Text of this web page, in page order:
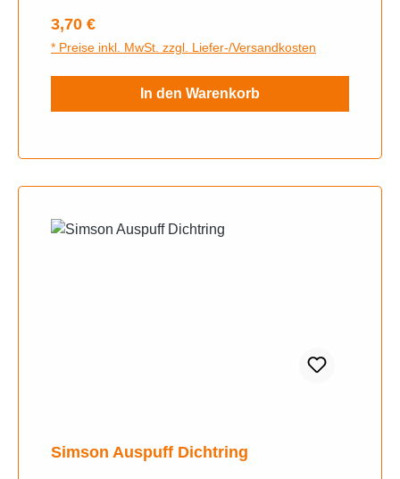
Regulärer Preis:
3,70 €
* Preise inkl. MwSt. zzgl. Liefer-/Versandkosten
In den Warenkorb
Simson Auspuff Dichtring